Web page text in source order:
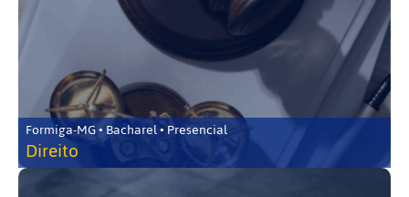
Formiga-MG • Bacharel • Presencial
Direito